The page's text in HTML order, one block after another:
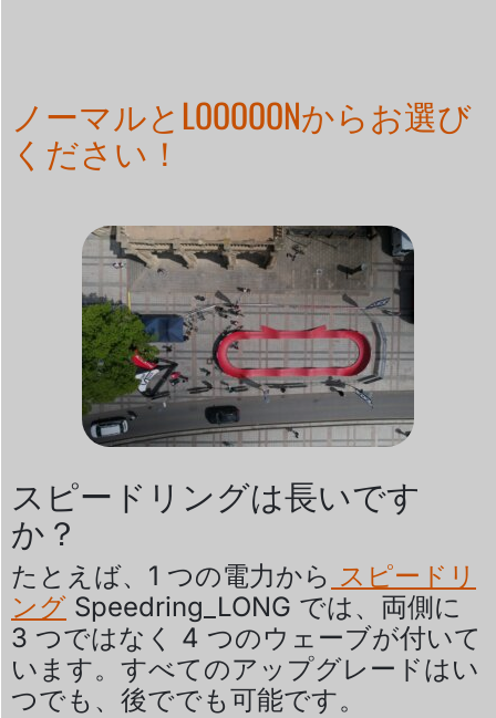
ノーマルとLOOOOONからお選び
ください！
スピードリングは長いです
か？
たとえば、1 つの電力から スピードリ
ング Speedring_LONG では、両側に
3 つではなく 4 つのウェーブが付いて
います。すべてのアップグレードはい
つでも、後ででも可能です。